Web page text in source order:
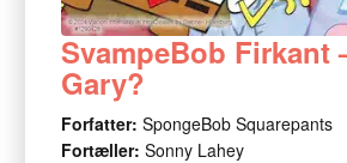
SvampeBob Firkant
Gary?
Forfatter: SpongeBob Squarepants
Fortæller: Sonny Lahey